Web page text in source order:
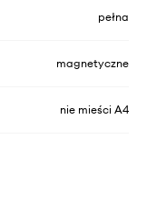
pełna
magnetyczne
nie mieści A4